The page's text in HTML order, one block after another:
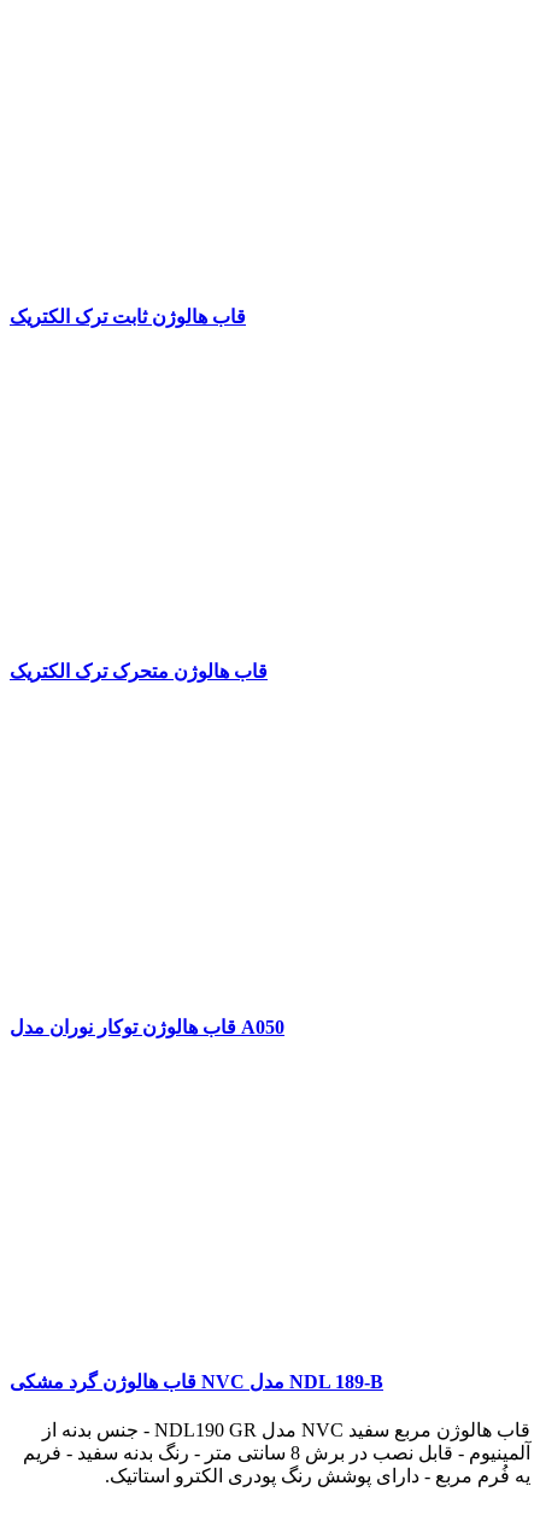
قاب هالوژن ثابت ترک الکتریک
قاب هالوژن متحرک ترک الکتریک
قاب هالوژن توکار نوران مدل A050
قاب هالوژن گرد مشکی NVC مدل NDL 189-B
قاب هالوژن مربع سفید NVC مدل NDL190 GR - جنس بدنه از
آلمینیوم - قابل نصب در برش 8 سانتی متر - رنگ بدنه سفید - فریم
یه فُرم مربع - دارای پوشش رنگ پودری الکترو استاتیک.